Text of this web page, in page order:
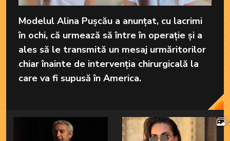
Modelul Alina Pușcău a anunțat, cu lacrimi
în ochi, că urmează să între în operație și a
ales să le transmită un mesaj urmăritorilor
chiar înainte de intervenția chirurgicală la
care va fi supusă în America.